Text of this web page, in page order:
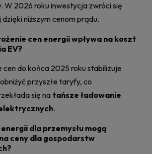
W 2026 roku inwestycja zwróci się
niższym cenom prądu.
cen energii wpływa na koszt
EV?
cen do końca 2025 roku stabilizuje
przyszłe taryfy, co
się na tańsze ładowanie
.
dla przemysłu mogą
ceny dla gospodarstw